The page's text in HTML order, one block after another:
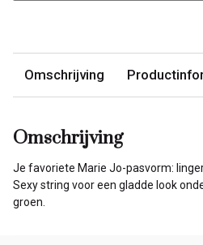
Omschrijving
Omschrijving
Je favoriete Marie Jo-pasvorm:
Sexy string voor een gladde look
groen.